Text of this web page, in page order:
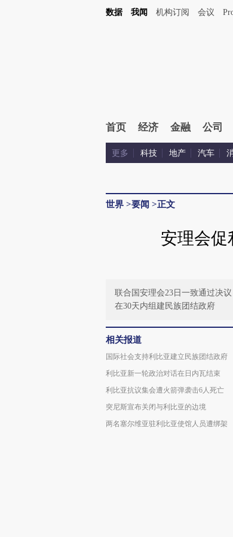
数据 我闻 机构订阅 会议
首页 经济 金融 公司
更多 科技 地产 汽车
世界 >要闻 >正文
安理会促
联合国安理会23日一致通过决
在30天内组建民族团结政府
相关报道
国际社会支持利比亚建立民族团结政府
利比亚新一轮政治对话在日内瓦结束
利比亚抗议集会遭火箭弹袭击6人死亡
突尼斯宣布关闭与利比亚的边境
两名塞尔维亚驻利比亚使馆人员遭绑架